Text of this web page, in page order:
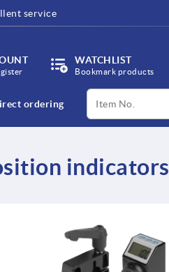
service
WATCHLIST
Bookmark products
ordering
productCode
indicators